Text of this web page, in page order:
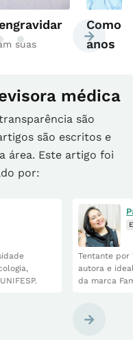
suas
Como
anos
médica
são
são escritos e
área. Este artigo foi
por:
Tentante por
autora e
da marca